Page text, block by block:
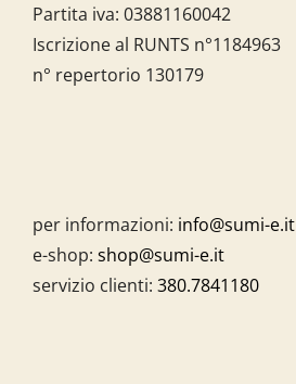
Partita iva: 03881160042
Iscrizione al RUNTS n°1184963
n° repertorio 130179
per informazioni: info@sumi-e.it
e-shop: shop@sumi-e.it
servizio clienti: 380.7841180